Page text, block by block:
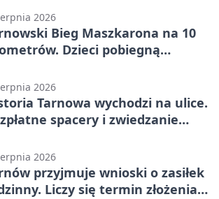
2026
Bieg Maszkarona na 10
Dzieci pobiegną
2026
Tarnowa wychodzi na ulice.
spacery i zwiedzanie
2026
przyjmuje wnioski o zasiłek
Liczy się termin złożenia